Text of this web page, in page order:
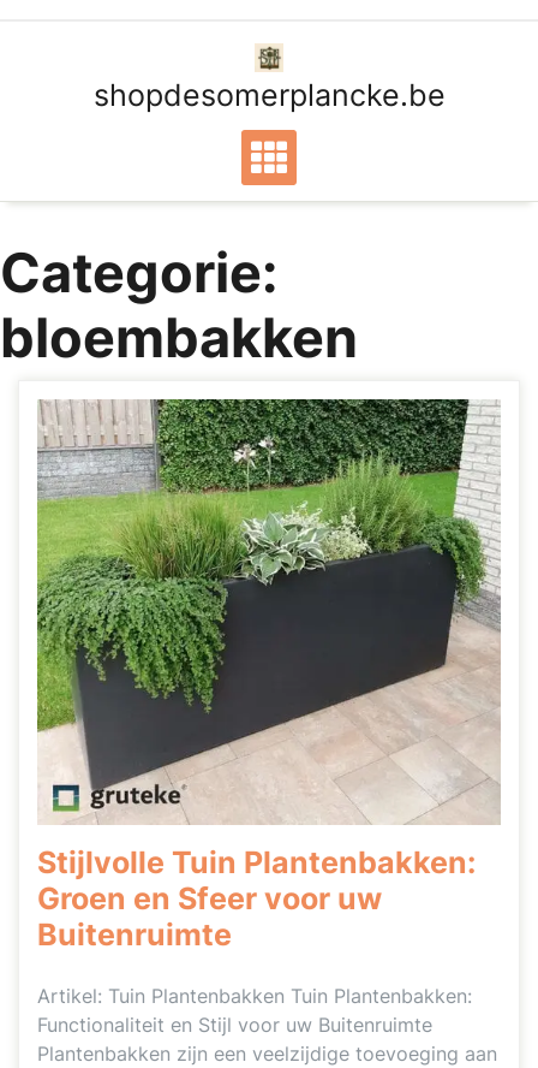
shopdesomerplancke.be
Categorie:
bloembakken
Stijlvolle Tuin Plantenbakken:
Groen en Sfeer voor uw
Buitenruimte
Artikel: Tuin Plantenbakken Tuin Plantenbakken:
Functionaliteit en Stijl voor uw Buitenruimte
Plantenbakken zijn een veelzijdige toevoeging aan